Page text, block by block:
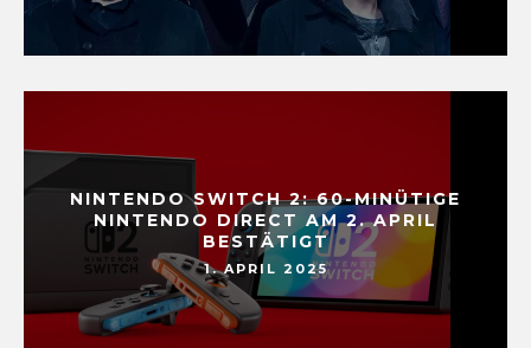
NINTENDO SWITCH 2: 60-MINÜTIGE
NINTENDO DIRECT AM 2. APRIL
BESTÄTIGT
1. APRIL 2025